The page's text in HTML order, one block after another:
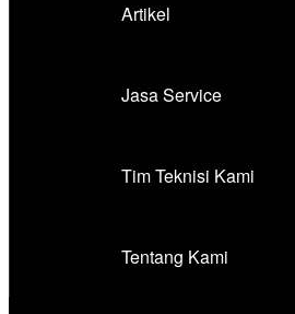
Artikel
Jasa Service
Tim Teknisi Kami
Tentang Kami